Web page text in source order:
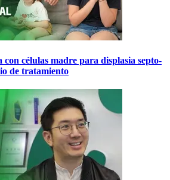
células madre para displasia septo-
de tratamiento